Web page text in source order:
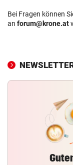
Bei Fragen können
an forum@krone.at